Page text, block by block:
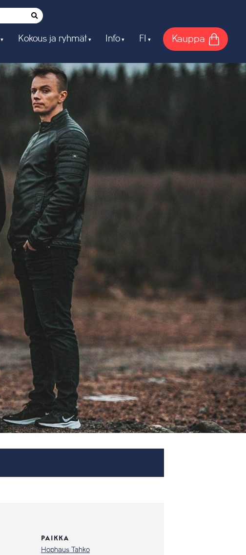
Kokous ja ryhmät Info FI Kauppa
PAIKKA
Hophaus Tahko